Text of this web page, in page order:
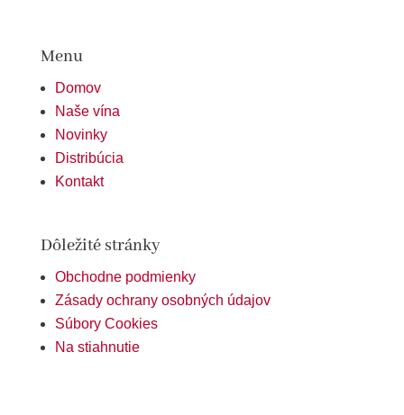
Menu
Domov
Naše vína
Novinky
Distribúcia
Kontakt
Dôležité stránky
Obchodne podmienky
Zásady ochrany osobných údajov
Súbory Cookies
Na stiahnutie